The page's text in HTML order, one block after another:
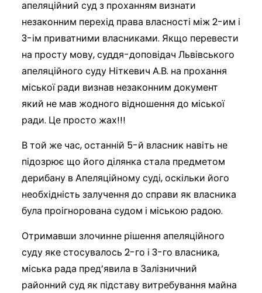
апеляційний суд з проханням визнати
незаконним перехід права власності між 2-им і
3-ім приватними власниками. Якщо перевести
на просту мову, суддя-доповідач Львівського
апеляційного суду Ніткевич А.В. на прохання
міської ради визнав незаконним документ
який не мав жодного відношення до міської
ради. Це просто жах!!!
В той же час, останній 5-й власник навіть не
підозрює що його ділянка стала предметом
дерибану в Апеляційному суді, оскільки його
необхідність залучення до справи як власника
була проігнорована судом і міською радою.
Отримавши злочинне рішення апеляційного
суду яке стосувалось 2-го і 3-го власника,
міська рада пред’явила в Залізничний
районний суд як підставу витребування майна